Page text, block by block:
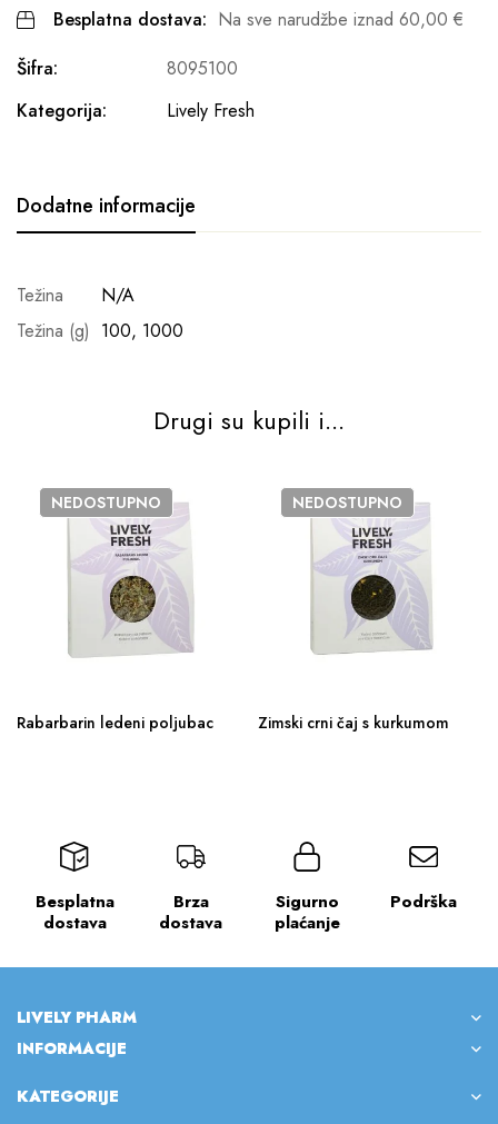
Besplatna dostava: Na sve narudžbe iznad 60,00 €
Šifra:
8095100
Kategorija:
Lively Fresh
Dodatne informacije
Težina
N/A
Težina (g) 100, 1000
Drugi su kupili i...
NEDOSTUPNO
Rabarbarin ledeni poljubac
NEDOSTUPNO
Zimski crni čaj s kurkumom
Besplatna
dostava
Brza
dostava
Sigurno
plaćanje
Podrška
LIVELY PHARM
INFORMACIJE
KATEGORIJE